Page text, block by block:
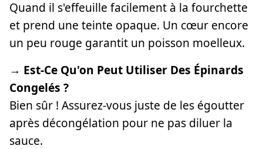
Quand il s'effeuille facilement à la fourchette
et prend une teinte opaque. Un cœur encore
un peu rouge garantit un poisson moelleux.
→ Est-Ce Qu'on Peut Utiliser Des Épinards
Congelés ?
Bien sûr ! Assurez-vous juste de les égoutter
après décongélation pour ne pas diluer la
sauce.